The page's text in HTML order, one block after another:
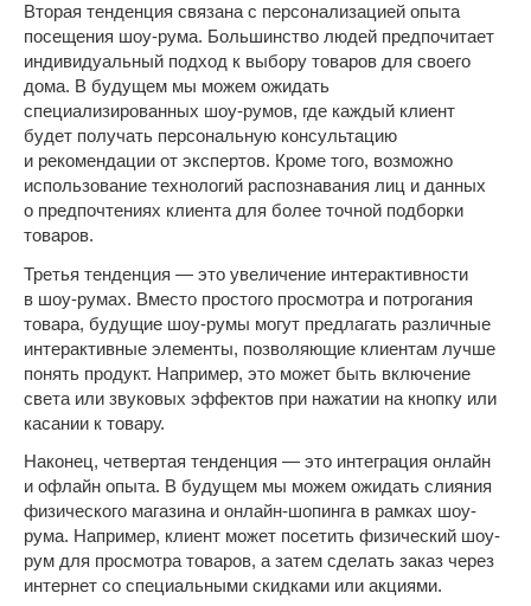
Вторая тенденция связана с персонализацией опыта
посещения шоу-рума. Большинство людей предпочитает
индивидуальный подход к выбору товаров для своего
дома. В будущем мы можем ожидать
специализированных шоу-румов, где каждый клиент
будет получать персональную консультацию
и рекомендации от экспертов. Кроме того, возможно
использование технологий распознавания лиц и данных
о предпочтениях клиента для более точной подборки
товаров.
Третья тенденция — это увеличение интерактивности
в шоу-румах. Вместо простого просмотра и потрогания
товара, будущие шоу-румы могут предлагать различные
интерактивные элементы, позволяющие клиентам лучше
понять продукт. Например, это может быть включение
света или звуковых эффектов при нажатии на кнопку или
касании к товару.
Наконец, четвертая тенденция — это интеграция онлайн
и офлайн опыта. В будущем мы можем ожидать слияния
физического магазина и онлайн-шопинга в рамках шоу-
рума. Например, клиент может посетить физический шоу-
рум для просмотра товаров, а затем сделать заказ через
интернет со специальными скидками или акциями.